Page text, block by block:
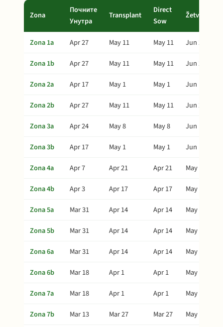
Zona
Почните
Унутра
Transplant
Direct
Sow
Žetva
Zona 1a Apr 27 May 11 May 11
Jun 20
Zona 1b
Apr 27 May 11 May 11
Jun 20
Zona 2a
Apr 17 May 1 May 1
Jun 10
Zona 2b
Apr 27 May 11 May 11
Jun 20
Zona 3a
Apr 24 May 8 May 8
Jun 17
Zona 3b
Apr 17 May 1 May 1
Jun 10
Zona 4a
Apr 7 Apr 21 Apr 21
May 31
Zona 4b
Apr 3 Apr 17 Apr 17
May 27
Zona 5a
Mar 31 Apr 14 Apr 14
May 24
Zona 5b
Mar 31 Apr 14 Apr 14
May 24
Zona 6a
Mar 31 Apr 14 Apr 14
May 24
Zona 6b
Mar 18 Apr 1 Apr 1
May 11
Zona 7a
Mar 18 Apr 1 Apr 1
May 11
Zona 7b
Mar 13 Mar 27 Mar 27 May 6